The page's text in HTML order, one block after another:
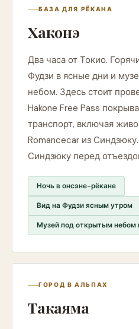
БАЗА ДЛЯ РЁКАНА
Хаконэ
Два часа от Токио.
Фудзи в ясные дни и
небом. Здесь стоит
Hakone Free Pass
транспорт, включая
Romancecar из
Синдзюку перед
Ночь в онсэне-рёкане
Вид на Фудзи ясным утром
Музей под открытым небом
ГОРОД В АЛЬПАХ
Такаяма